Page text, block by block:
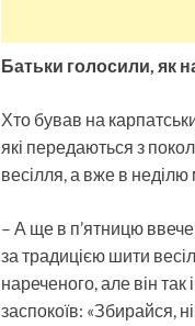
Батьки голосили, як
Хто бував на
які передаються з
весілля, а вже в неділю
– А ще в п’ятницю
за традицією шити
нареченого, але він так
заспокоїв: «Збирайся,